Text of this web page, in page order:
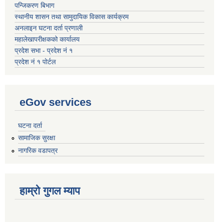
पन्जिकरण बिभाग
स्थानीय शासन तथा सामुदायिक विकास कार्यक्रम
अनलाइन घटना दर्ता प्रणाली
महालेखापरीक्षकको कार्यालय
प्रदेश सभा - प्रदेश नं १
प्रदेश नं १ पोर्टल
eGov services
घटना दर्ता
सामाजिक सुरक्षा
नागरिक वडापत्र
हाम्रो गुगल म्याप